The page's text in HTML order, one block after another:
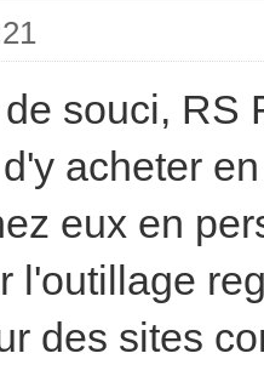
souci, RS
acheter
eux en
l'outillage
des sites